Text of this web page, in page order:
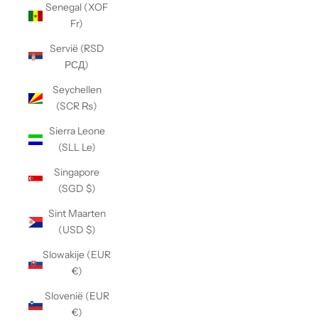
Senegal (XOF
Fr)
Servië (RSD
РСД)
Seychellen
(SCR ₨)
Sierra Leone
(SLL Le)
Singapore
(SGD $)
Sint Maarten
(USD $)
Slowakije (EUR
€)
Slovenië (EUR
€)